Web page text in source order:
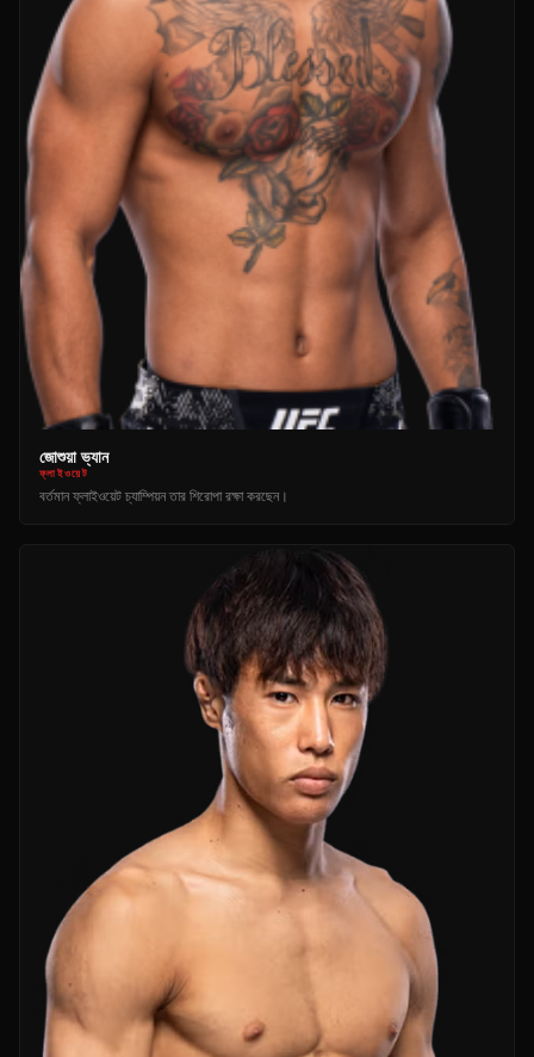
জোশুয়া ভ্যান
ফ্লাইওয়েট
বর্তমান ফ্লাইওয়েট চ্যাম্পিয়ন তার শিরোপা রক্ষা করছেন।